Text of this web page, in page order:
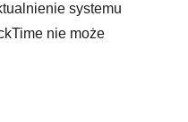
systemu
nie może